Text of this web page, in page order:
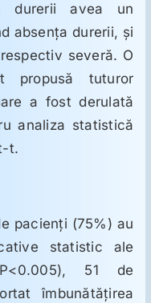
durerii avea un
absenţa durerii, şi
severă. O
tuturor
a fost derulată
analiza statistică
t.
pacienţi (75%) au
statistic ale
51 de
îmbunătăţirea